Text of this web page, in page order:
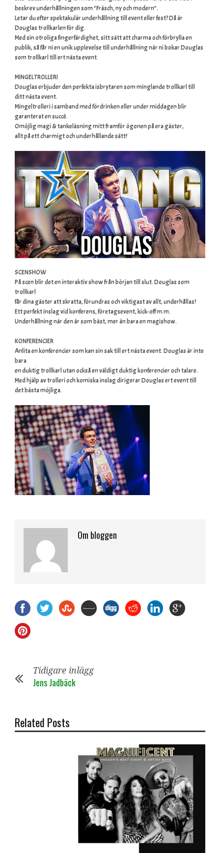
beskrev underhållningen som ”Fräsch, ny och modern”.
Letar du efter spektakulär underhållning till event eller fest? Då är
Douglas trollkarlen för dig.
Med sin otroliga fingerfärdighet, sitt sätt att charma och förbrylla en
publik, så får ni en unik upplevelse till underhållning när ni bokar Douglas
som trollkarl till ert nästa event.
MINGELTROLLERI
Douglas erbjuder den perfekta isbrytaren som minglande trollkarl till
ditt nästa event.
Mingeltrolleri i samband med fördrinken eller under middagen blir
garanterat en succé.
Omöjlig magi & tankeläsning mitt framför ögonen på era gäster,
allt på ett charmigt och underhållande sätt!
SCENSHOW
På scen blir det en interaktiv show från början till slut. Douglas som
trollkarl
får dina gäster att skratta, förundras och viktigast av allt, underhållas!
Ett perfekt inslag vid konferens, företagsevent, kick-off m.m.
Underhållning när den är som bäst, mer än bara en magishow.
KONFERENCIER
Anlita en konferencier som kan sin sak till ert nästa event. Douglas är inte
bara
en duktig trollkarl utan också en väldigt duktig konferencier och talare.
Med hjälp av trolleri och komiska inslag dirigerar Douglas ert event till
det bästa möjliga.
Om bloggen
Tidigare inlägg
Jens Jadbäck
Related Posts